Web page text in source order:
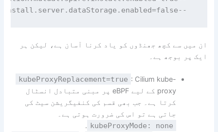
  --set authentication.mutual.spire.install.server.dataStorage.enabled=false
ان میں سے کچھ جھنڈوں کو یاد کرنا آسان ہے، لیکن ہر
ایک پر بوجھ ہے۔
kubeProxyReplacement=true : Cilium kube-
proxy کے لیے eBPF پر مبنی متبادل انسٹال
کرتا ہے۔ جب بھی قسم کی کنفیگریشن سیٹ کی
جاتی ہے تو اس کی ضرورت ہوتی ہے۔
kubeProxyMode: none
.